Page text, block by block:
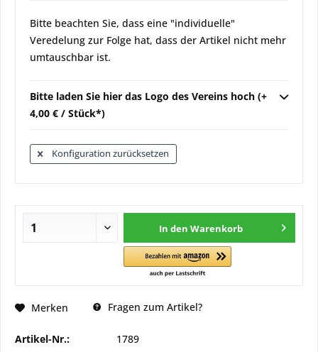
Bitte beachten Sie, dass eine "individuelle"
Veredelung zur Folge hat, dass der Artikel nicht mehr
umtauschbar ist.
Bitte laden Sie hier das Logo des Vereins hoch (+
4,00 € / Stück*)
Konfiguration zurücksetzen
In den Warenkorb
Merken Fragen zum Artikel?
Artikel-Nr.: 1789